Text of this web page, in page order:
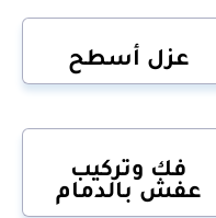
عزل أسطح
فك وتركيب
عفش بالدمام